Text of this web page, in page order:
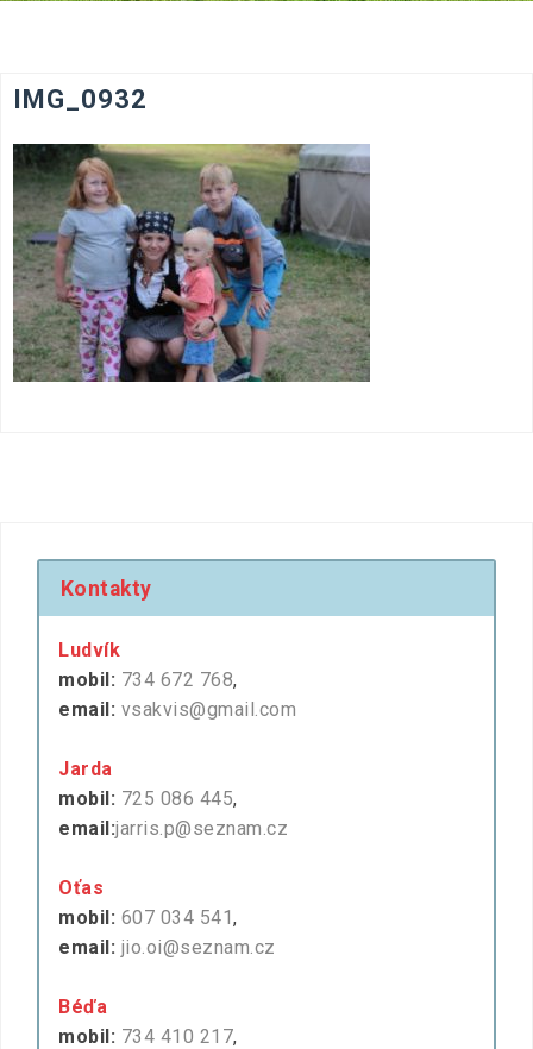
IMG_0932
Kontakty
Ludvík
mobil: 734 672 768,
email: vsakvis@gmail.com
Jarda
mobil: 725 086 445,
email:jarris.p@seznam.cz
Oťas
mobil: 607 034 541,
email: jio.oi@seznam.cz
Béďa
mobil: 734 410 217,